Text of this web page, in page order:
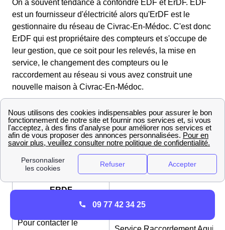
On a souvent tendance à confondre EDF et ErDF. EDF
est un fournisseur d'électricité alors qu'ErDF est le
gestionnaire du réseau de Civrac-En-Médoc. C'est donc
ErDF qui est propriétaire des compteurs et s'occupe de
leur gestion, que ce soit pour les relevés, la mise en
service, le changement des compteurs ou le
raccordement au réseau si vous avez construit une
nouvelle maison à Civrac-En-Médoc.
Trouvez les différents numéros d'ERDF à Civrac-En-
Médoc
Pour appeler le
service de
ERDF
09 72 67 50 33 (non
Pour contacter le
09 77 42 34 25